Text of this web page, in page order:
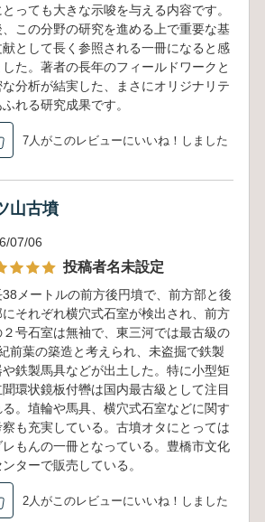
っても大きな示唆を与える内容です。
、この分野の研究を進める上で重要な基
献として長く参照される一冊になると感
した。著者の長年のフィールドワークと
な分析が結実した、まさにオリジナリテ
ふれる研究成果です。
7人がこのレビューにいいね！しました
山古墳
07/06
投稿者名未設定
38メートルの前方後円墳で、前方部と後
にそれぞれ横穴式石室が検出され、前方
２号石室は無袖で、東三河では最古級の
前葉の築造と考えられ、未盗掘で鉄製
や鉄製馬具などが出土した。特に小型矩
環状鏡板付轡は国内最古級として注目
る。埴輪や馬具、横穴式石室などに関す
察も充実している。古墳オタにとっては
レもんの一冊となっている。豊橋市文化
ターで販売している。
2人がこのレビューにいいね！しました